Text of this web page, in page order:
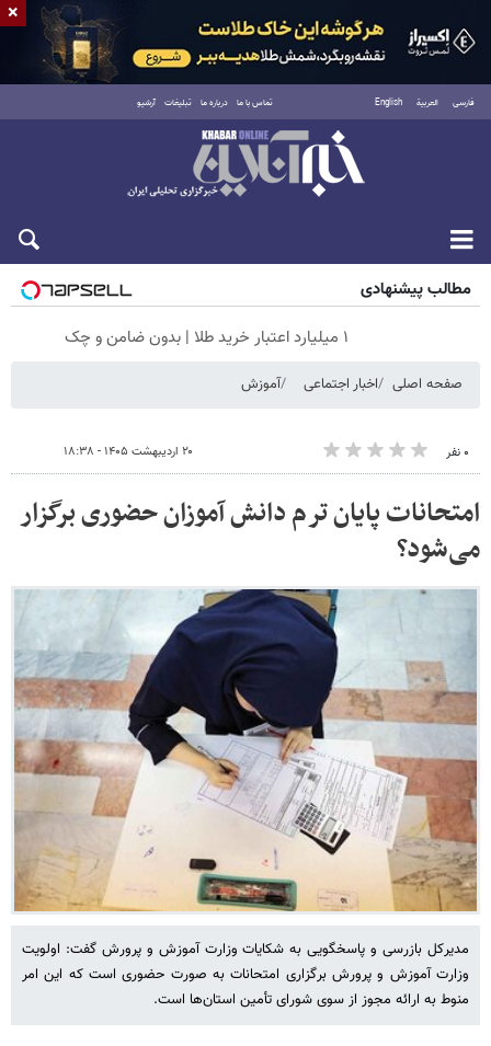
فارسی العربية English تماس با ما درباره ما تبلیغات آرشیو
پنجشنبه ۱۵ مرداد ۱۴۰۵
مطالب پیشنهادی
۱ میلیارد اعتبار خرید طلا | بدون ضامن و چک
صفحه اصلی اخبار اجتماعی آموزش
۰ نفر ۲۰ اردیبهشت ۱۴۰۵ - ۱۸:۳۸
امتحانات پایان ترم دانش آموزان حضوری برگزار
می‌شود؟
مدیرکل بازرسی و پاسخگویی به شکایات وزارت آموزش و پرورش گفت: اولویت
وزارت آموزش و پرورش برگزاری امتحانات به صورت حضوری است که این امر
منوط به ارائه مجوز از سوی شورای تأمین استان‌ها است.
×